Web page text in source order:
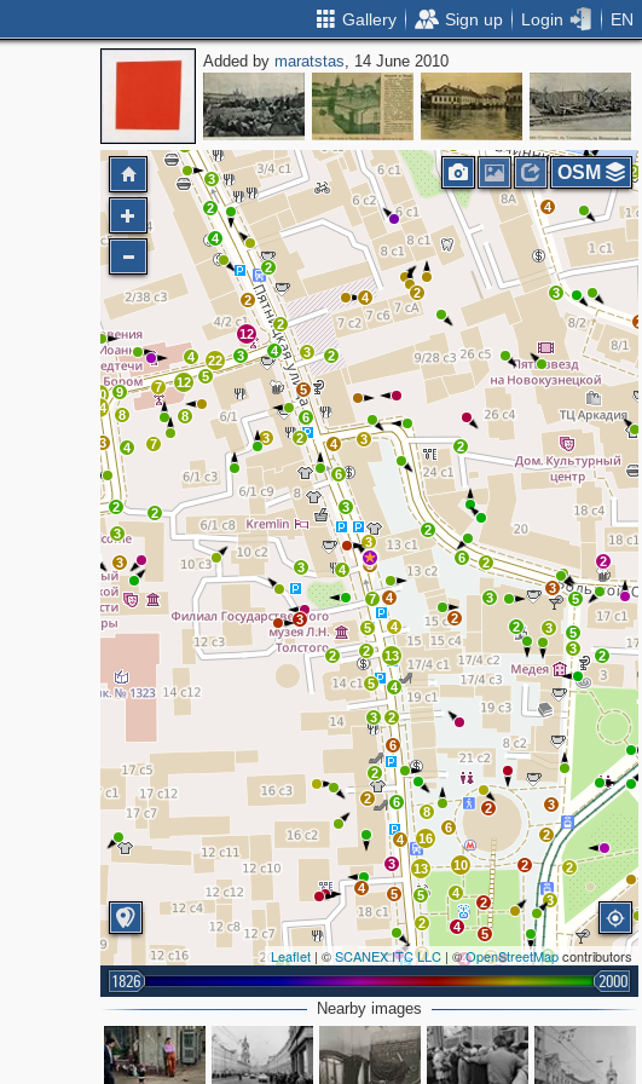
Gallery Sign up Login EN
Added bymaratstas, 14 June 2010
3
3
3
14
10
9
8
4
7
2
12
4
22
12
5
8
3
2
3
4
5
2
6
2
3
7
2 2
3
3 4
3
3
3
6
4 3 2
2
6
2
3
2
4
7
4
13
5
2
2
5 4
2
3
6
2
2
2
2
2
2
3
2
10
4
2 3
5
7
4
6
3
11
7
4
2 4
5
5
13
3
4
2
6
2
8
4
16
6
2
2
3
2
5
5
3
3
2
2
2
3
4
3
4
2
4
2
4
3
2
4
2
5
4
7
2
12
4
Leaflet | ©SCANEX ITC LLC | ©OpenStreetMapcontributors
1826 2000
OSM
Nearby images